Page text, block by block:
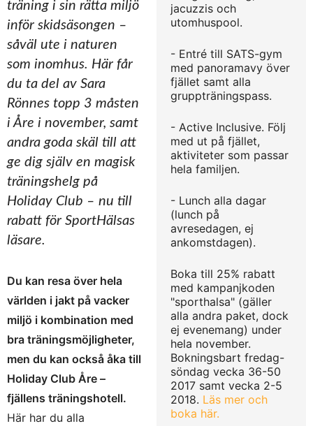
jacuzzis och
utomhuspool.
- Entré till SATS-gym
med panoramavy över
fjället samt alla
gruppträningspass.
- Active Inclusive. Följ
med ut på fjället,
aktiviteter som passar
hela familjen.
- Lunch alla dagar
(lunch på
avresedagen, ej
ankomstdagen).
Boka till 25% rabatt
med kampanjkoden
"sporthalsa" (gäller
alla andra paket, dock
ej evenemang) under
hela november.
Bokningsbart fredag-
söndag vecka 36-50
2017 samt vecka 2-5
2018. Läs mer och
boka här.
träning i sin rätta miljö
inför skidsäsongen –
såväl ute i naturen
som inomhus. Här får
du ta del av Sara
Rönnes topp 3 måsten
i Åre i november, samt
andra goda skäl till att
ge dig själv en magisk
träningshelg på
Holiday Club – nu till
rabatt för SportHälsas
läsare.
Du kan resa över hela
världen i jakt på vacker
miljö i kombination med
bra träningsmöjligheter,
men du kan också åka till
Holiday Club Åre –
fjällens träningshotell.
Här har du alla